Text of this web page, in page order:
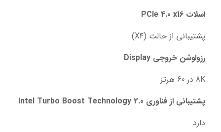
اسلات PCIe 4.0 x16
پشتیبانی از حالت (X4)
رزولوشن خروجی Display
8K در 60 هرتز
پشتیبانی از فناوری Intel Turbo Boost Technology 2.0
دارد